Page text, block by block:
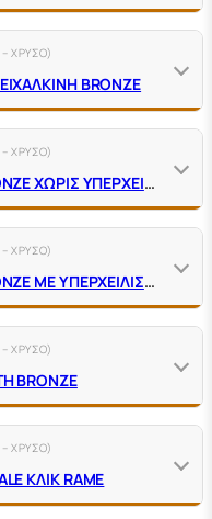
– ΧΡΥΣΟ)
BRONZE
– ΧΡΥΣΟ)
ΒΑΛΒΙΔΑ ΝΙΠΤΗΡΑ ΚΛΙΚ ΒRΟΝΖΕ ΧΩΡΙΣ ΥΠΕΡΧΕΙΛΙΣΗ ΜΕ ΚΥΛΙΝΔΡΙΚΟ ΠΑΞΙΜΑΔΙ
– ΧΡΥΣΟ)
ΒΑΛΒΙΔΑ ΝΙΠΤΗΡΑ ΚΛΙΚ ΒRΟΝΖΕ ΜΕ ΥΠΕΡΧΕΙΛΙΣΗ ΚΑΙ ΚΥΛΙΝΔΡΙΚΟ ΠΑΞΙΜΑΔΙ
– ΧΡΥΣΟ)
BRONZE
– ΧΡΥΣΟ)
ΚΛΙΚ RAME